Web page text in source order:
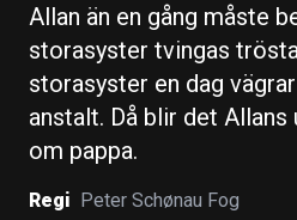
Allan än en gång måste
storasyster tvingas
storasyster en dag
anstalt. Då blir det
om pappa.
Regi Peter Schønau Fog